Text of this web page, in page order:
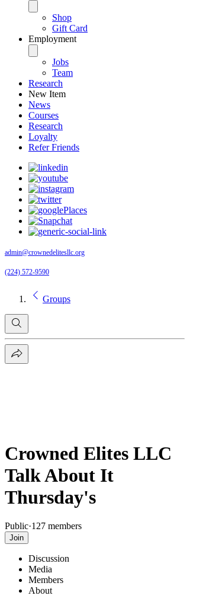
Shop
Gift Card
Employment
Jobs
Team
Research
New Item
News
Courses
Research
Loyalty
Refer Friends
admin@crownedelitesllc.org
(224) 572-9590
Groups
Crowned Elites LLC
Talk About It
Thursday's
Public·127 members
Join
Discussion
Media
Members
About